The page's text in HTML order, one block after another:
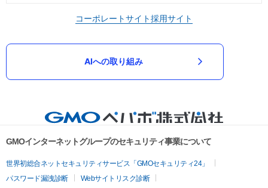
コーポレートサイト採用サイト
AIへの取り組み
GMOインターネットグループのセキュリティ事業について
世界初総合ネットセキュリティサービス「GMOセキュリティ24」
パスワード漏洩診断
Webサイトリスク診断